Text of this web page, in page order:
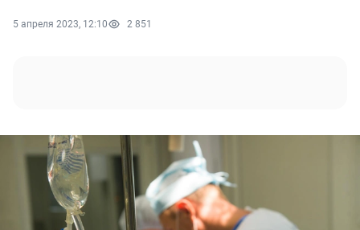
5 апреля 2023, 12:10 2 851